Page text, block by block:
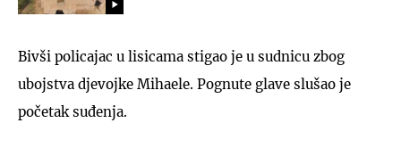
Bivši policajac u lisicama stigao je u sudnicu zbog
ubojstva djevojke Mihaele. Pognute glave slušao je
početak suđenja.